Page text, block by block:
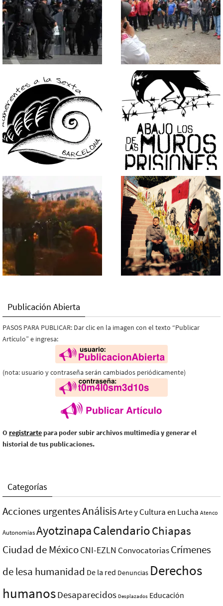
Publicación Abierta
PASOS PARA PUBLICAR: Dar clic en la imagen con el texto “Publicar
Artículo” e ingresa:
(nota: usuario y contraseña serán cambiados periódicamente)
O registrarte para poder subir archivos multimedia y generar el
historial de tus publicaciones.
Categorías
Acciones urgentesAnálisisArte y Cultura en Lucha Atenco
AutonomíasAyotzinapaCalendarioChiapas
Ciudad de MéxicoCNI-EZLN ConvocatoriasCrímenes
de lesa humanidad De la red Denuncias Derechos
humanosDesaparecidos Desplazados Educación